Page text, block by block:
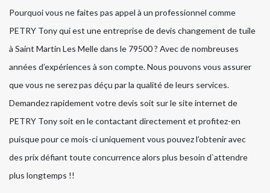
Pourquoi vous ne faites pas appel à un professionnel comme
PETRY Tony qui est une entreprise de devis changement de tuile
à Saint Martin Les Melle dans le 79500 ? Avec de nombreuses
années d’expériences à son compte. Nous pouvons vous assurer
que vous ne serez pas déçu par la qualité de leurs services.
Demandez rapidement votre devis soit sur le site internet de
PETRY Tony soit en le contactant directement et profitez-en
puisque pour ce mois-ci uniquement vous pouvez l’obtenir avec
des prix défiant toute concurrence alors plus besoin d`attendre
plus longtemps !!